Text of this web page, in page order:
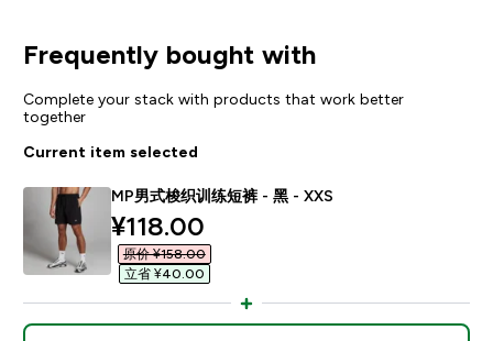
Frequently bought with
Complete your stack with products that work better
together
Current item selected
MP男式梭织训练短裤 - 黑 - XXS
discounted price
¥118.00‎
原价 ¥158.00‎
立省 ¥40.00‎